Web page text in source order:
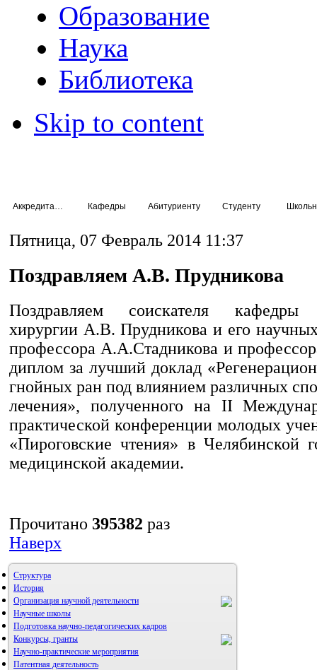
Образование
Наука
Библиотека
Skip to content
Кафедры Абитуриенту Студенту
Пятница, 07 Февраль 2014 11:37
Поздравляем А.В. Прудникова
Поздравляем соискателя кафедры
хирургии А.В. Прудникова и его
профессора А.А.Стадникова и
диплом за лучший доклад
гнойных ран под влиянием различных
лечения», полученного на II
практической конференции молодых
«Пироговские чтения» в Челябинской
медицинской академии.
Прочитано 395382 раз
Наверх
Структура
История
Организация научной деятельности
Научные школы
Подготовка научно-педагогических кадров
Конкурсы, гранты
Научно-практические мероприятия
Патентная деятельность